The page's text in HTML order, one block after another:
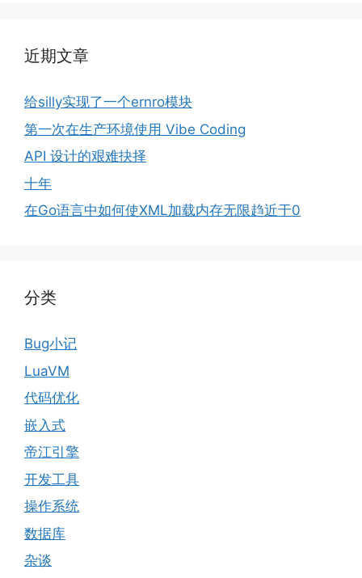
近期文章
给silly实现了一个ernro模块
第一次在生产环境使用 Vibe Coding
API 设计的艰难抉择
十年
在Go语言中如何使XML加载内存无限趋近于0
分类
Bug小记
LuaVM
代码优化
嵌入式
帝江引擎
开发工具
操作系统
数据库
杂谈